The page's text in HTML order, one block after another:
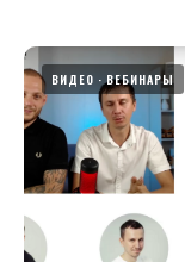
ВИДЕО ВЕБИНАРЫ